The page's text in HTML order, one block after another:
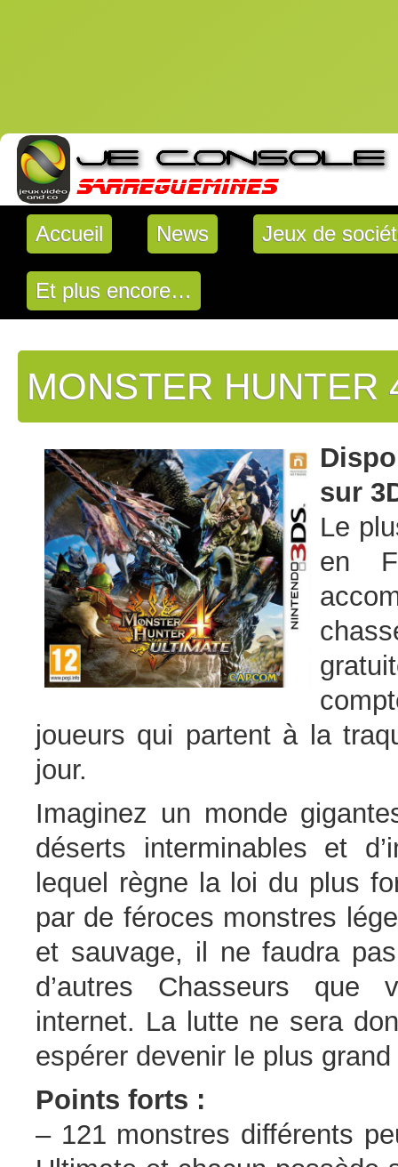
Accueil News Jeux de
Et plus encore…
MONSTER HUNTER
sur
Le
en
joueurs qui partent à la
jour.
Imaginez un monde
déserts interminables et
lequel règne la loi du plus
par de féroces monstres
et sauvage, il ne faudra
d’autres Chasseurs que
internet. La lutte ne sera
espérer devenir le plus
Points forts :
– 121 monstres différents